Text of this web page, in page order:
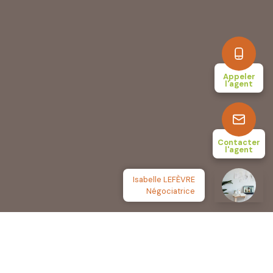
Isabelle LEFÈVRE
Négociatrice
Appeler
l'agent
Contacter
l'agent